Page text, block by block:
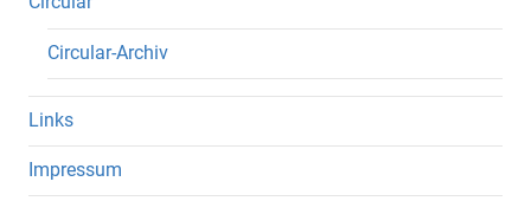
Circular-Archiv
Links
Impressum